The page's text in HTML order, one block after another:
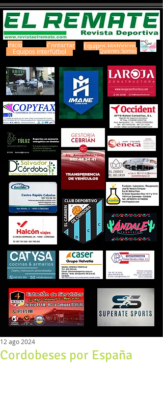
Inicio Contactar
Equipos Interfútbol
Equipos Históricos
Quienes Somos
Cordobeses por España
12 ago 2024